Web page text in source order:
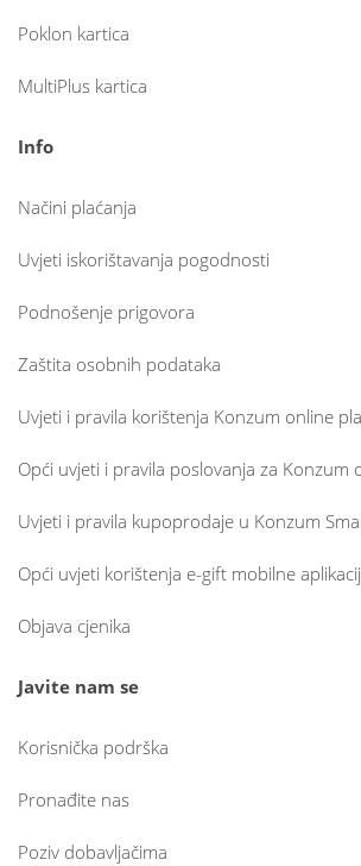
Poklon kartica
MultiPlus kartica
Info
Načini plaćanja
Uvjeti iskorištavanja pogodnosti
Podnošenje prigovora
Zaštita osobnih podataka
Uvjeti i pravila korištenja Konzum online
Opći uvjeti i pravila poslovanja za Konzum
Uvjeti i pravila kupoprodaje u Konzum
Opći uvjeti korištenja e-gift mobilne
Objava cjenika
Javite nam se
Korisnička podrška
Pronađite nas
Poziv dobavljačima